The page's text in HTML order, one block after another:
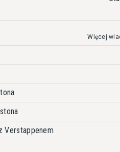
Więcej
Verstappenem